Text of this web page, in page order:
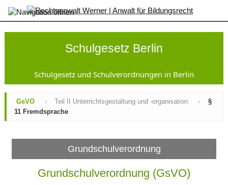
×
Startseite
Änderungen
Gesamtansicht
Sek
AufnahmeVO-
Schulgesetz Berlin
Schulgesetz und Schulverordnungen in Berlin
GsVO › Teil II Unterrichtsgestaltung und -organisation ›
§
11 Fremdsprache
Grundschulverordnung
Grundschulverordnung (GsVO)